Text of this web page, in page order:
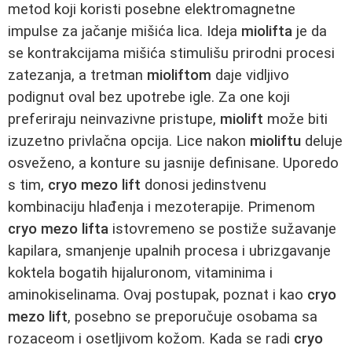
metod koji koristi posebne elektromagnetne
impulse za jačanje mišića lica. Ideja miolifta je da
se kontrakcijama mišića stimulišu prirodni procesi
zatezanja, a tretman mioliftom daje vidljivo
podignut oval bez upotrebe igle. Za one koji
preferiraju neinvazivne pristupe, miolift može biti
izuzetno privlačna opcija. Lice nakon mioliftu deluje
osveženo, a konture su jasnije definisane. Uporedo
s tim, cryo mezo lift donosi jedinstvenu
kombinaciju hlađenja i mezoterapije. Primenom
cryo mezo lifta istovremeno se postiže sužavanje
kapilara, smanjenje upalnih procesa i ubrizgavanje
koktela bogatih hijaluronom, vitaminima i
aminokiselinama. Ovaj postupak, poznat i kao cryo
mezo lift, posebno se preporučuje osobama sa
rozaceom i osetljivom kožom. Kada se radi cryo